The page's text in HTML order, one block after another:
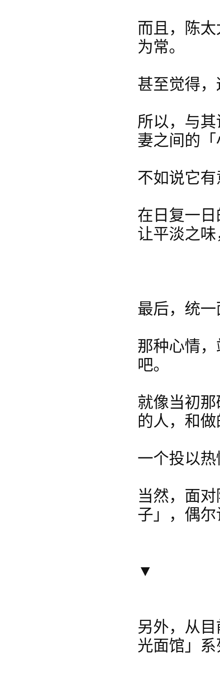
而且，陈
为常。
甚至觉得
所以，与
妻之间的
不如说它
在日复一
让平淡之
最后，统
那种心情
吧。
就像当初
的人，和
一个投以
当然，面
子」，偶
▼
另外，从
光面馆」